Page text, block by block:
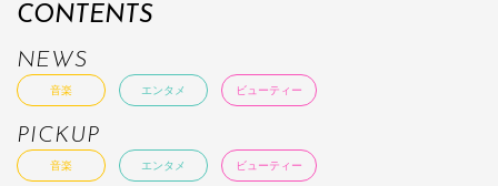
CONTENTS
NEWS
音楽 エンタメ ビューティー
PICKUP
音楽 エンタメ ビューティー